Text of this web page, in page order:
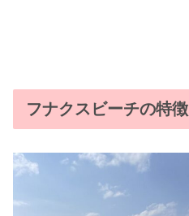
フナクスビーチの特徴